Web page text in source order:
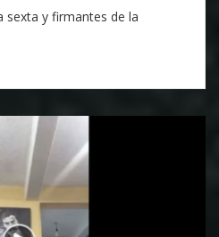
sexta y firmantes de la